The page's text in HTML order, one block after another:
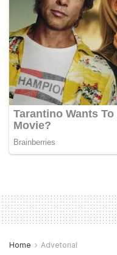
Home Advetorial